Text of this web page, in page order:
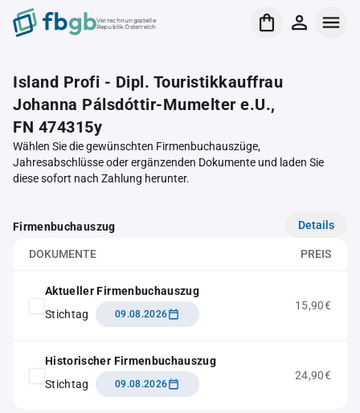
Verrechnungsstelle
Republik Österreich
Island Profi - Dipl. Touristikkauffrau
Johanna Pálsdóttir-Mumelter e.U.,
FN 474315y
Wählen Sie die gewünschten Firmenbuchauszüge,
Jahresabschlüsse oder ergänzenden Dokumente und laden Sie
diese sofort nach Zahlung herunter.
Firmenbuchauszug Details
DOKUMENTE PREIS
Aktueller Firmenbuchauszug
Stichtag
09.08.2026
15,90€
Historischer Firmenbuchauszug
Stichtag
09.08.2026
24,90€